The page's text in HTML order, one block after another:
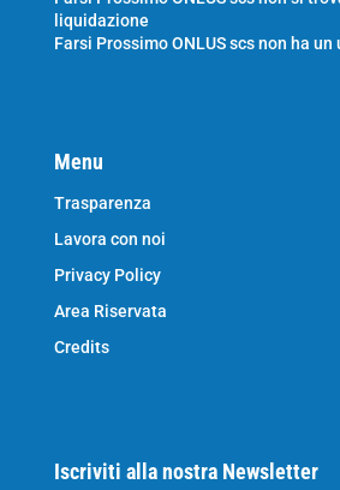
liquidazione
Farsi Prossimo ONLUS scs non ha
Menu
Trasparenza
Lavora con noi
Privacy Policy
Area Riservata
Credits
Iscriviti alla nostra Newsletter